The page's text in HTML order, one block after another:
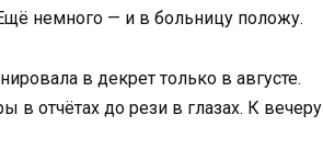
немного — и в больницу положу.
в декрет только в августе.
отчётах до рези в глазах. К вечеру